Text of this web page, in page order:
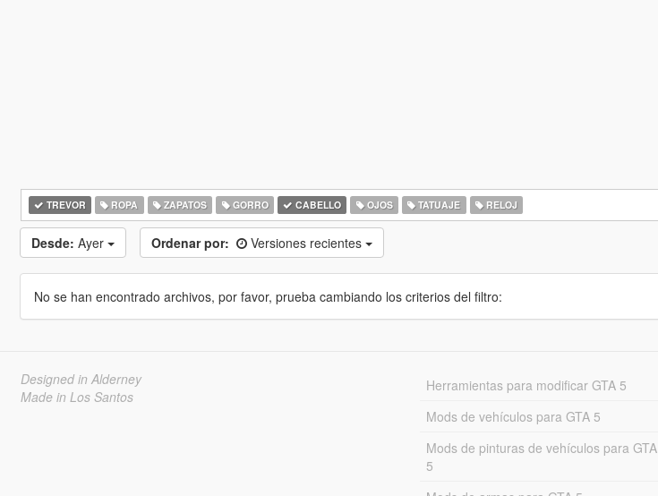
TREVOR ROPA ZAPATOS GORRO CABELLO OJOS TATUAJE RELOJ
Desde: Ayer Ordenar por: Versiones recientes
No se han encontrado archivos, por favor, prueba cambiando los criterios del filtro:
Designed in Alderney
Made in Los Santos
Herramientas para modificar GTA 5
Mods de vehículos para GTA 5
Mods de pinturas de vehículos para GTA
5